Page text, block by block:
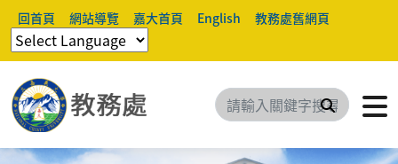
回首頁 網站導覽 嘉大首頁 English 教務處舊網頁
搜尋